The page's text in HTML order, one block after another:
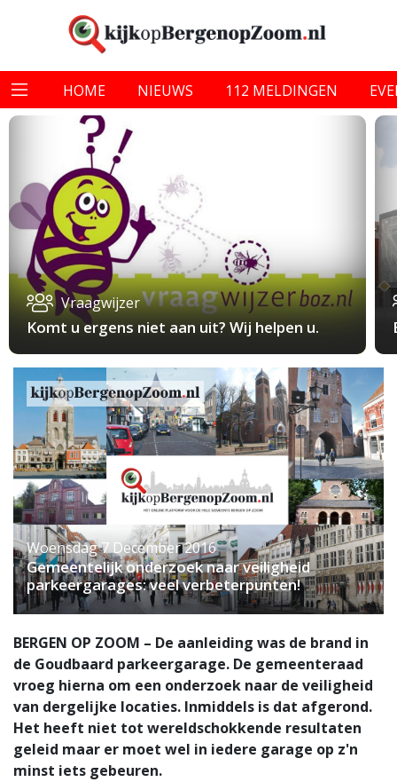
HOME NIEUWS 112 MELDINGEN
Vraagwijzer
Komt u ergens niet aan uit? Wij helpen u.
Woensdag 7 December 2016
Gemeentelijk onderzoek naar veiligheid
parkeergarages: veel verbeterpunten!
BERGEN OP ZOOM – De aanleiding was de brand in
de Goudbaard parkeergarage. De gemeenteraad
vroeg hierna om een onderzoek naar de veiligheid
van dergelijke locaties. Inmiddels is dat afgerond.
Het heeft niet tot wereldschokkende resultaten
geleid maar er moet wel in iedere garage op z'n
minst iets gebeuren.